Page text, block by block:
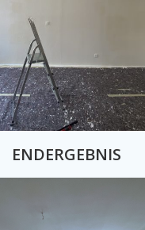
ENDERGEBNIS